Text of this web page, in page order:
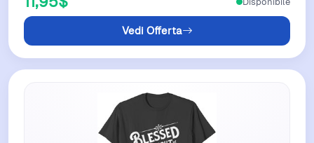
Vedi Offerta